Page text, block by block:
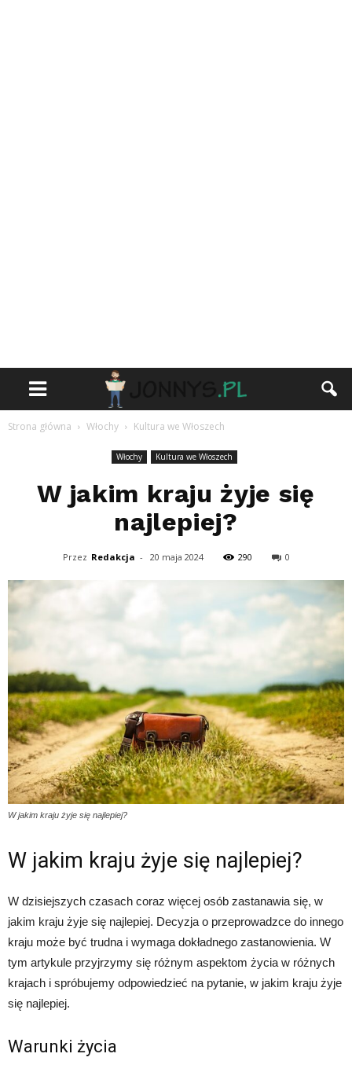
Strona główna Włochy Kultura we Włoszech
Włochy Kultura we Włoszech
W jakim kraju żyje się
najlepiej?
Przez Redakcja - 20 maja 2024 290 0
W jakim kraju żyje się najlepiej?
W jakim kraju żyje się najlepiej?
W dzisiejszych czasach coraz więcej osób zastanawia się, w
jakim kraju żyje się najlepiej. Decyzja o przeprowadzce do innego
kraju może być trudna i wymaga dokładnego zastanowienia. W
tym artykule przyjrzymy się różnym aspektom życia w różnych
krajach i spróbujemy odpowiedzieć na pytanie, w jakim kraju żyje
się najlepiej.
Warunki życia